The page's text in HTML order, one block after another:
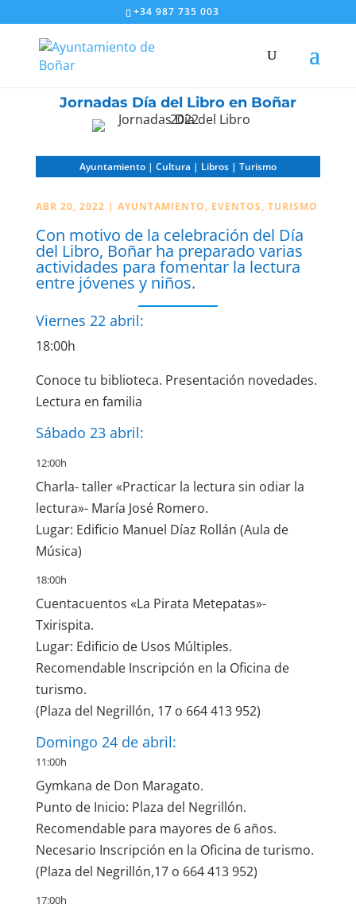
+34 987 735 003
Jornadas Día del Libro en Boñar
Ayuntamiento | Cultura | Libros | Turismo
ABR 20, 2022 | AYUNTAMIENTO, EVENTOS, TURISMO
Con motivo de la celebración del Día
del Libro, Boñar ha preparado varias
actividades para fomentar la lectura
entre jóvenes y niños.
Viernes 22 abril:
18:00h
Conoce tu biblioteca. Presentación novedades.
Lectura en familia
Sábado 23 abril:
12:00h
Charla- taller «Practicar la lectura sin odiar la
lectura»- María José Romero.
Lugar: Edificio Manuel Díaz Rollán (Aula de
Música)
18:00h
Cuentacuentos «La Pirata Metepatas»-
Txirispita.
Lugar: Edificio de Usos Múltiples.
Recomendable Inscripción en la Oficina de
turismo.
(Plaza del Negrillón, 17 o 664 413 952)
Domingo 24 de abril:
11:00h
Gymkana de Don Maragato.
Punto de Inicio: Plaza del Negrillón.
Recomendable para mayores de 6 años.
Necesario Inscripción en la Oficina de turismo.
(Plaza del Negrillón,17 o 664 413 952)
17:00h